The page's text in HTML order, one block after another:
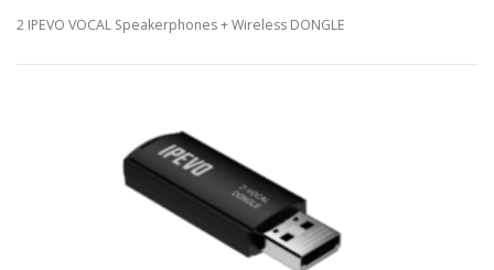
2 IPEVO VOCAL Speakerphones + Wireless DONGLE